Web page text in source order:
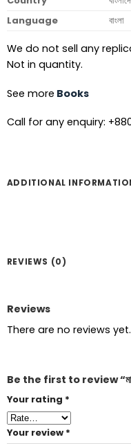
Language
বাংলা
We do not sell any
Not in quantity.
See more Books
Call for any enquiry:
ADDITIONAL
REVIEWS (0)
Reviews
There are no reviews yet.
Be the first to review “মাসুদ
Your rating *
Your review *